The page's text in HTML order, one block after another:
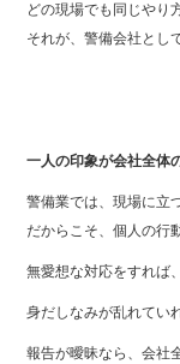
どの現場でも同じやり
それが、警備会社とし
一人の印象が会社全体
警備業では、現場に立
だからこそ、個人の行
無愛想な対応をすれば
身だしなみが乱れてい
報告が曖昧なら、会社